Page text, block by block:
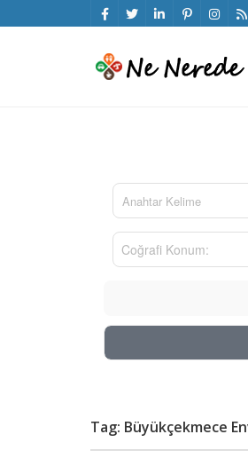
Tag: Büyükçekmece